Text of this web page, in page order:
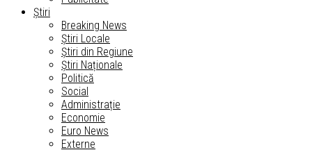
Știri
Breaking News
Știri Locale
Știri din Regiune
Știri Naționale
Politică
Social
Administrație
Economie
Euro News
Externe